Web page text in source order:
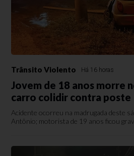
Trânsito Violento Há 16 horas
Jovem de 18 anos morre
carro colidir contra poste
Acidente ocorreu na madrugada deste
Antônio; motorista de 19 anos ficou